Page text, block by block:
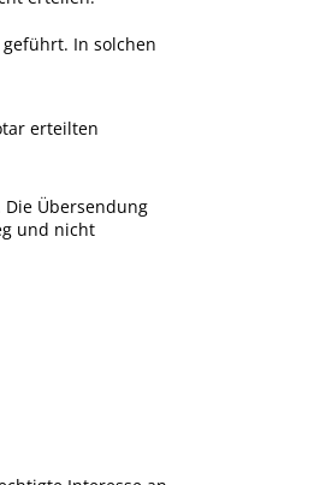
In solchen
erteilten
Übersendung
und nicht